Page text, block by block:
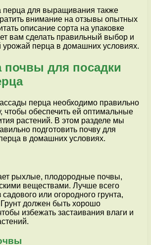
перца для выращивания также
внимание на отзывы опытных
описание сорта на упаковке
вам сделать правильный выбор и
урожай перца в домашних условиях.
почвы для посадки
перца необходимо правильно
чтобы обеспечить ей оптимальные
растений. В этом разделе мы
подготовить почву для
в домашних условиях.
рыхлые, плодородные почвы,
веществами. Лучше всего
или огородного грунта,
Грунт должен быть хорошо
избежать застаивания влаги и